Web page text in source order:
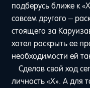
подберусь ближе к
совсем другого –
стоящего за
хотел раскрыть ее
необходимости ей
Сделав свой ход
личность «Х». А для